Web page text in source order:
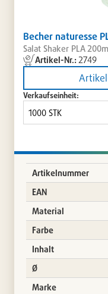
Becher naturesse
Salat Shaker PLA
Artikel
lieferbar
bis
Ende
September
Zuletzt
aktualisiert
am:
24.07.2026-
09:34:30
Artikel-Nr.: 2749
Verkaufseinheit:
Artikelnummer
EAN
Material
Farbe
Inhalt
Ø
Marke